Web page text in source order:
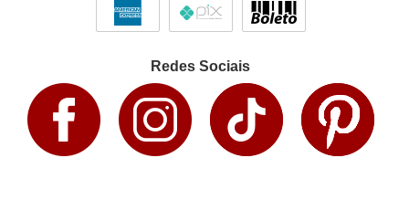
Redes Sociais